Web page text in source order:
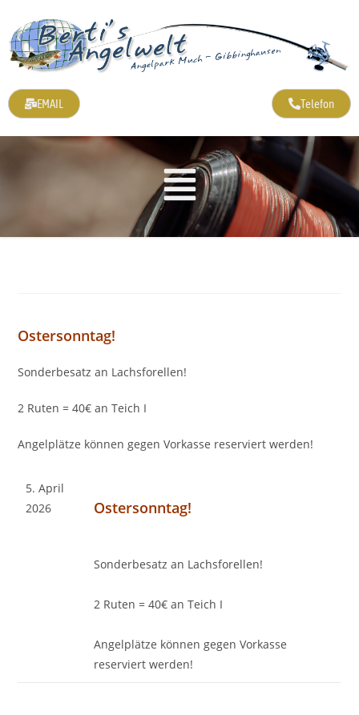
EMAIL Telefon
Ostersonntag!
Sonderbesatz an Lachsforellen!
2 Ruten = 40€ an Teich I
Angelplätze können gegen Vorkasse reserviert werden!
5. April
2026
Ostersonntag!
Sonderbesatz an Lachsforellen!
2 Ruten = 40€ an Teich I
Angelplätze können gegen Vorkasse
reserviert werden!